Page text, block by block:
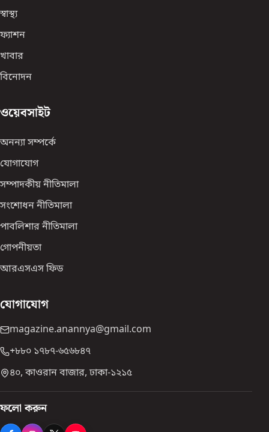
স্বাস্থ্য
ফ্যাশন
খাবার
বিনোদন
ওয়েবসাইট
অনন্যা সম্পর্কে
যোগাযোগ
সম্পাদকীয় নীতিমালা
সংশোধন নীতিমালা
পাবলিশার নীতিমালা
গোপনীয়তা
আরএসএস ফিড
যোগাযোগ
magazine.anannya@gmail.com
+৮৮০ ১৭৮৭-৬৫৬৮৪৭
৪০, কাওরান বাজার, ঢাকা-১২১৫
ফলো করুন